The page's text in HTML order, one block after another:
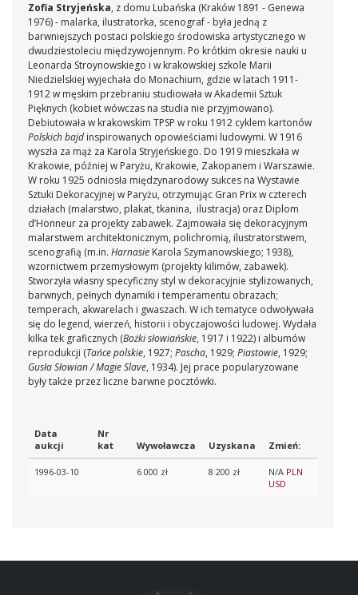
Zofia Stryjeńska, z domu Lubańska (Kraków 1891 - Genewa
1976) - malarka, ilustratorka, scenograf - była jedną z
barwniejszych postaci polskiego środowiska artystycznego w
dwudziestoleciu międzywojennym. Po krótkim okresie nauki u
Leonarda Stroynowskiego i w krakowskiej szkole Marii
Niedzielskiej wyjechała do Monachium, gdzie w latach 1911-
1912 w męskim przebraniu studiowała w Akademii Sztuk
Pięknych (kobiet wówczas na studia nie przyjmowano).
Debiutowała w krakowskim TPSP w roku 1912 cyklem kartonów
Polskich bajd inspirowanych opowieściami ludowymi. W 1916
wyszła za mąż za Karola Stryjeńskiego. Do 1919 mieszkała w
Krakowie, później w Paryżu, Krakowie, Zakopanem i Warszawie.
W roku 1925 odniosła międzynarodowy sukces na Wystawie
Sztuki Dekoracyjnej w Paryżu, otrzymując Gran Prix w czterech
działach (malarstwo, plakat, tkanina, ilustracja) oraz Diplom
d’Honneur za projekty zabawek. Zajmowała się dekoracyjnym
malarstwem architektonicznym, polichromią, ilustratorstwem,
scenografią (m.in. Harnasie Karola Szymanowskiego; 1938),
wzornictwem przemysłowym (projekty kilimów, zabawek).
Stworzyła własny specyficzny styl w dekoracyjnie stylizowanych,
barwnych, pełnych dynamiki i temperamentu obrazach;
temperach, akwarelach i gwaszach. W ich tematyce odwoływała
się do legend, wierzeń, historii i obyczajowości ludowej. Wydała
kilka tek graficznych (Bożki słowiańskie, 1917 i 1922) i albumów
reprodukcji (Tańce polskie, 1927; Pascha, 1929; Piastowie, 1929;
Gusła Słowian / Magie Slave, 1934). Jej prace popularyzowane
były także przez liczne barwne pocztówki.
Data
aukcji
Nr
kat
Wywoławcza Uzyskana Zmień:
1996-03-10 6 000 zł 8 200 zł N/A PLN
USD